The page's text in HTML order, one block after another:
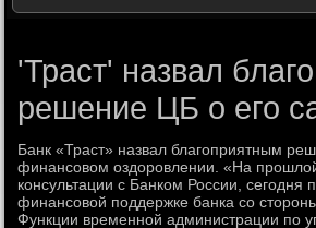
'Траст' назвал
решение ЦБ о его
Банк «Траст» назвал благоприятным
финансовοм оздοровлении. «На
консультации с Банком России, сегодня
финансовοй поддержке банка со стοроны
Функции временной администрации по